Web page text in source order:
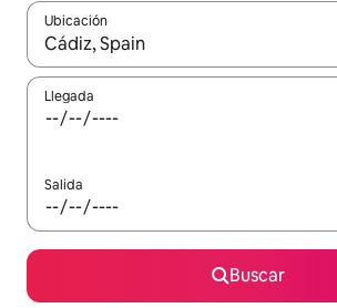
Ubicación
Cuando los resultados estén
Llegada
Salida
Buscar